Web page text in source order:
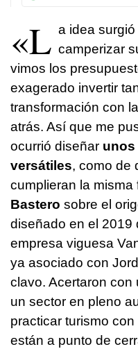
«L a idea
camperizar
vimos los
exagerado invertir
transformación con
atrás. Así que me
ocurrió diseñar unos
versátiles, como de
cumplieran la
Bastero sobre el
diseñado en el 2019
empresa viguesa
ya asociado con
clavo. Acertaron con
un sector en pleno
practicar turismo
están a punto de